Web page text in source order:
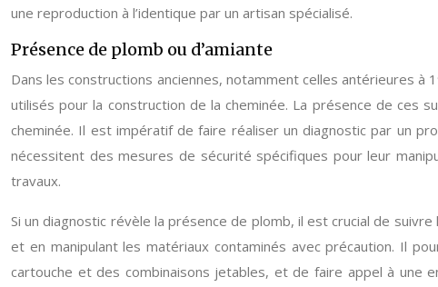
une reproduction à l’identique par un artisan spécialisé.
Présence de plomb ou d’amiante
Dans les constructions anciennes, notamment celles antérieures
utilisés pour la construction de la cheminée. La présence de
cheminée. Il est impératif de faire réaliser un diagnostic par un
nécessitent des mesures de sécurité spécifiques pour leur
travaux.
Si un diagnostic révèle la présence de plomb, il est crucial de
et en manipulant les matériaux contaminés avec précaution. Il
cartouche et des combinaisons jetables, et de faire appel à une